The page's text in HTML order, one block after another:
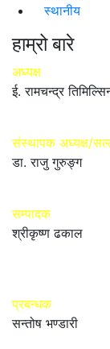
स्थानीय
हाम्रो बारे
अध्यक्ष
ई. रामचन्द्र
संस्थापक अध्यक्ष/
डा. राजु गुरुङ्ग
सम्पादक
श्रीकृष्ण ढकाल
प्रबन्धक
सन्तोष भण्डारी